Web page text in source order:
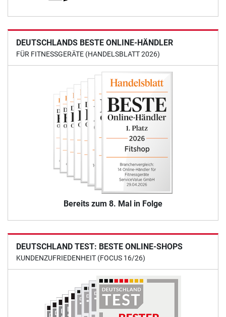
DEUTSCHLANDS BESTE ONLINE-HÄNDLER
FÜR FITNESSGERÄTE (HANDELSBLATT 2026)
Bereits zum 8. Mal in Folge
DEUTSCHLAND TEST: BESTE ONLINE-SHOPS
KUNDENZUFRIEDENHEIT (FOCUS 16/26)